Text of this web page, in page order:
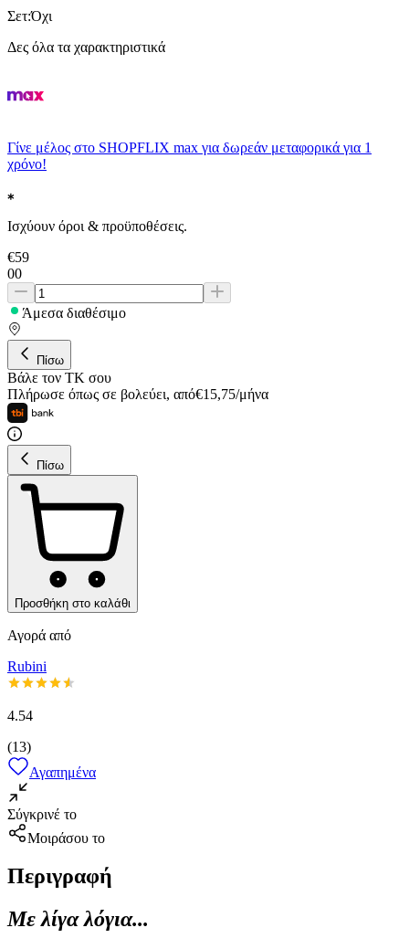
Σετ:Όχι
Δες όλα τα χαρακτηριστικά
Γίνε μέλος στο SHOPFLIX max για δωρεάν μεταφορικά για 1
χρόνο!
Ισχύουν όροι & προϋποθέσεις.
€59
00
Άμεσα διαθέσιμο
Πίσω
Βάλε τον ΤΚ σου
Πλήρωσε όπως σε βολεύει, από€15,75/μήνα
Πίσω
Προσθήκη στο καλάθι
Αγορά από
Rubini
4.54
(13)
Αγαπημένα
Σύγκρινέ το
Μοιράσου το
Περιγραφή
Με λίγα λόγια...